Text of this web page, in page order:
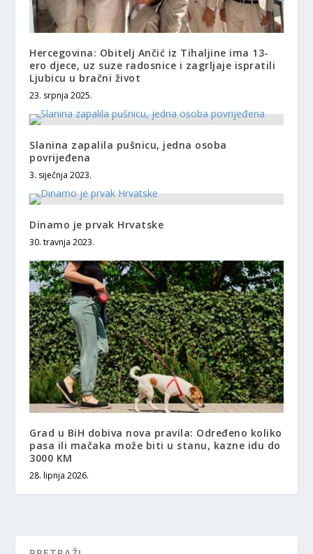
Hercegovina: Obitelj Ančić iz Tihaljine ima 13-
ero djece, uz suze radosnice i zagrljaje ispratili
Ljubicu u bračni život
23. srpnja 2025.
Slanina zapalila pušnicu, jedna osoba
povrijeđena
3. siječnja 2023.
Dinamo je prvak Hrvatske
30. travnja 2023.
Grad u BiH dobiva nova pravila: Određeno koliko
pasa ili mačaka može biti u stanu, kazne idu do
3000 KM
28. lipnja 2026.